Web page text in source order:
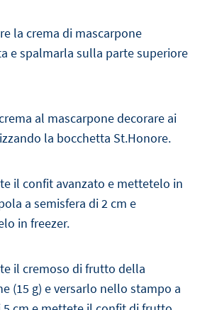
la crema di mascarpone
e spalmarla sulla parte superiore
al mascarpone decorare ai
la bocchetta St.Honore.
il confit avanzato e mettetelo in
a semisfera di 2 cm e
in freezer.
il cremoso di frutto della
(15 g) e versarlo nello stampo a